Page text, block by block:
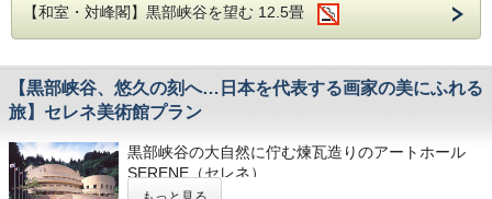
※個室食事処をご希望の場合は事前にご連絡くださ
■会場■
峡谷の大パノラマの絶景と歴代の館主の日本画のコ
レクションをご鑑賞いただけます。 ピアノは世界
香の物 盛り合わせ
っくりお過ごしください。
【和室・対峰閣】黒部峡谷を望む 12.5畳
【黒部峡谷、悠久の刻へ…日本を代表する画家の美にふれる
旅】セレネ美術館プラン
黒部峡谷の大自然に佇む煉瓦造りのアートホール
SERENE（セレネ）